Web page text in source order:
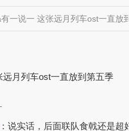
有一说一 这张远月列车ost一直放
远月列车ost一直放到第五季
： 说实话，后面联队食戟还是超